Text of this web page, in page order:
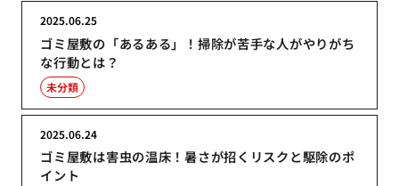
ゴミ屋敷の「あるある」！掃除が苦手な人がやりがち
な行動とは？
2025.06.25
未分類
ゴミ屋敷は害虫の温床！暑さが招くリスクと駆除のポ
イント
2025.06.24